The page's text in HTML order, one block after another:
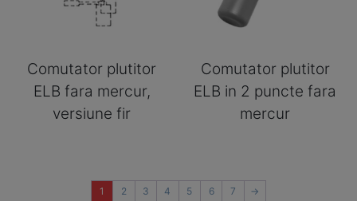
Comutator plutitor
ELB fara mercur,
versiune fir
Comutator plutitor
ELB in 2 puncte fara
mercur
1 2 3 4 5 6 7 →